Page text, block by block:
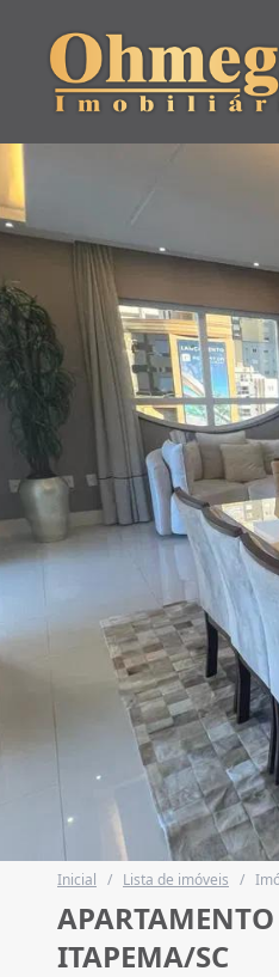
Inicial / Lista de imóveis /
ITAPEMA/SC